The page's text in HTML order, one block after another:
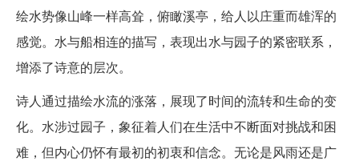
绘水势像山峰一样高耸，俯瞰溪亭，给人以庄重而雄浑的
感觉。水与船相连的描写，表现出水与园子的紧密联系，
增添了诗意的层次。
诗人通过描绘水流的涨落，展现了时间的流转和生命的变
化。水涉过园子，象征着人们在生活中不断面对挑战和困
难，但内心仍怀有最初的初衷和信念。无论是风雨还是广